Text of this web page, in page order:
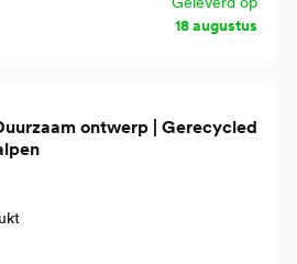
18 augustus
ontwerp | Gerecycled